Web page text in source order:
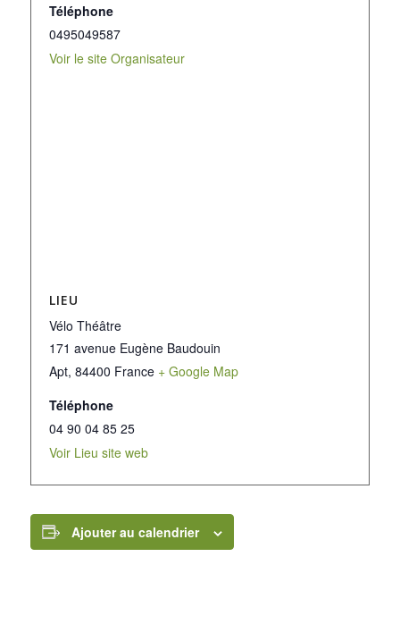
Téléphone
0495049587
Voir le site Organisateur
LIEU
Vélo Théâtre
171 avenue Eugène Baudouin
Apt, 84400 France + Google Map
Téléphone
04 90 04 85 25
Voir Lieu site web
Ajouter au calendrier